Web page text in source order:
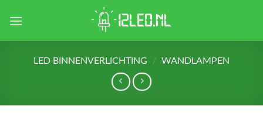
LED BINNENVERLICHTING / WANDLAMPEN